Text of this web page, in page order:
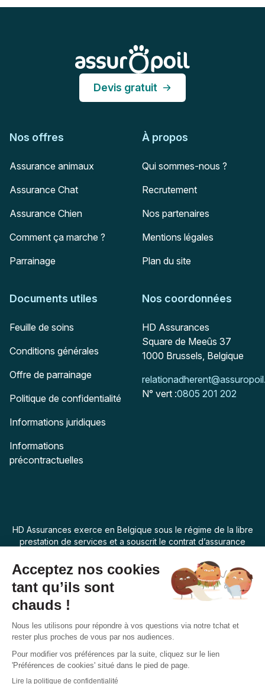
Devis gratuit
Nos offres
Assurance animaux
Assurance Chat
Assurance Chien
Comment ça marche ?
Parrainage
À propos
Qui sommes-nous ?
Recrutement
Nos partenaires
Mentions légales
Plan du site
Documents utiles
Feuille de soins
Conditions générales
Offre de parrainage
Politique de confidentialité
Informations juridiques
Informations
précontractuelles
Nos coordonnées
Adresse postale
HD Assurances
Square de Meeûs 37
1000 Brussels, Belgique
Mail :
N° vert :0805 201 202
HD Assurances exerce en Belgique sous le régime de la libre
prestation de services et a souscrit le contrat d’assurance
le siège social est 7 rue Belgrand, 92300 Levallois Perret,
France. La loi applicable au produit d’assurance est la loi
Suivez-nous